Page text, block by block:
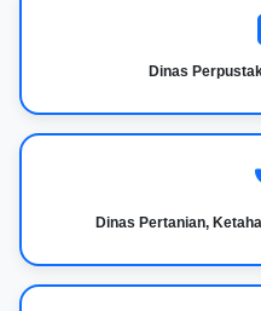
Dinas
Dinas Pertanian,